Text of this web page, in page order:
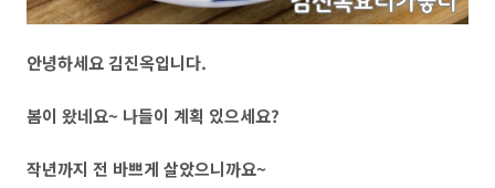
안녕하세요 김진옥입니다.
봄이 왔네요~ 나들이 계획 있으세요?
작년까지 전 바쁘게 살았으니까요~